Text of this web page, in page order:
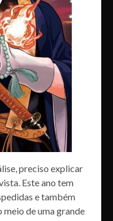
preciso explicar
Este ano tem
e também
meio de uma grande